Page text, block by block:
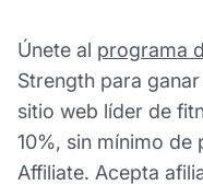
Únete al programa
Strength para
sitio web líder de
10%, sin mínimo de
Affiliate. Acepta